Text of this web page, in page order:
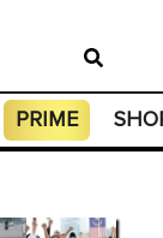
PRIME